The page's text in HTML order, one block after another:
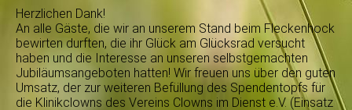
Herzlichen Dank!
An alle Gäste, die wir an unserem Stand beim Fleckenhock
bewirten durften, die ihr Glück am Glücksrad versucht
haben und die Interesse an unseren selbstgemachten
Jubiläumsangeboten hatten! Wir freuen uns über den guten
Umsatz, der zur weiteren Befüllung des Spendentopfs für
die Klinikclowns des Vereins Clowns im Dienst e.V. (Einsatz